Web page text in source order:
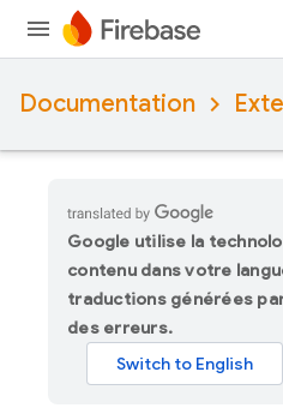
Documentation
Google utilise la
contenu dans votre
traductions générées
des erreurs.